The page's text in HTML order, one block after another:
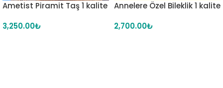
Ametist Piramit Taş 1 kalite
3,250.00₺
Annelere Özel Bileklik 1 kalite
2,700.00₺